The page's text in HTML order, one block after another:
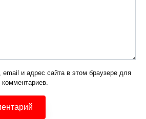
и адрес сайта в этом браузере для